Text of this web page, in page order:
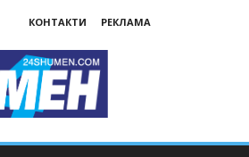
КОНТАКТИ РЕКЛАМА